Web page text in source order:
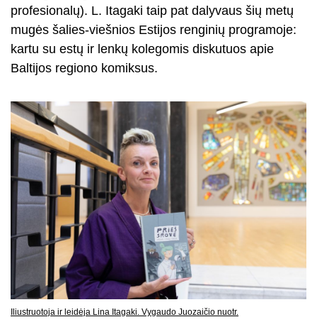
profesionalų). L. Itagaki taip pat dalyvaus šių metų
mugės šalies-viešnios Estijos renginių programoje:
kartu su estų ir lenkų kolegomis diskutuos apie
Baltijos regiono komiksus.
Iliustruotoja ir leidėja Lina Itagaki. Vygaudo Juozaičio nuotr.